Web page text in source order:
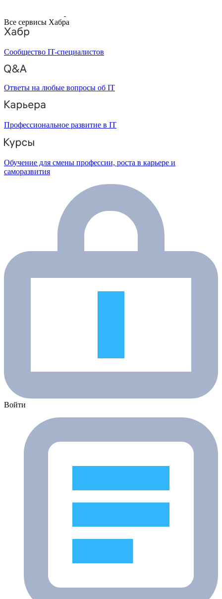
Все сервисы Хабра
Сообщество IT-специалистов
Ответы на любые вопросы об IT
Профессиональное развитие в IT
Обучение для смены профессии, роста в карьере и
саморазвития
Войти